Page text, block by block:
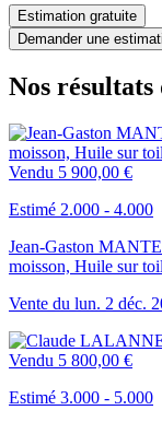
Estimation gratuite
Demander une
Nos résultats
Vendu 5 900,00 €
Estimé 2.000 - 4.000
Jean-Gaston
moisson, Huile sur
Vente du lun. 2 déc.
Vendu 5 800,00 €
Estimé 3.000 - 5.000